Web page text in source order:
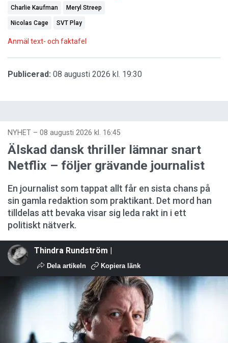
Charlie Kaufman Meryl Streep
Nicolas Cage SVT Play
Anmäl text- och faktafel
Publicerad: 08 augusti 2026 kl. 19:30
NYHET – 08 augusti 2026 kl. 16:45
Älskad dansk thriller lämnar snart
Netflix – följer grävande journalist
En journalist som tappat allt får en sista chans på
sin gamla redaktion som praktikant. Det mord han
tilldelas att bevaka visar sig leda rakt in i ett
politiskt nätverk.
Thindra Rundström |
Dela artikeln Kopiera länk